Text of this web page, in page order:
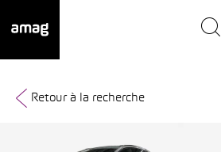
Retour à la recherche